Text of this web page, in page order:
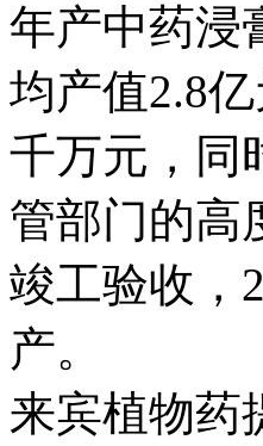
年产中药浸
均产值2.8
千万元，同
管部门的高
竣工验收，
产。
来宾植物药